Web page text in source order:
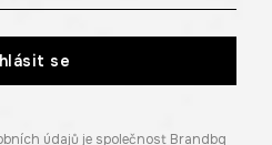
se
údajů je společnost Brandbq